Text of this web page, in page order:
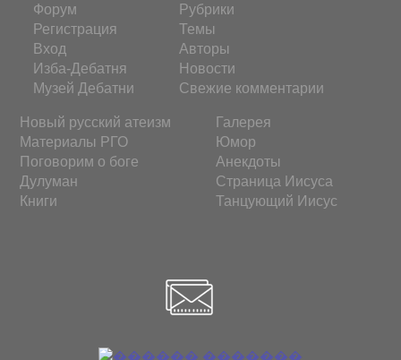
Форум
Регистрация
Вход
Изба-Дебатня
Музей Дебатни
Рубрики
Темы
Авторы
Новости
Свежие комментарии
Новый русский атеизм
Материалы РГО
Поговорим о боге
Дулуман
Книги
Галерея
Юмор
Анекдоты
Страница Иисуса
Танцующий Иисус